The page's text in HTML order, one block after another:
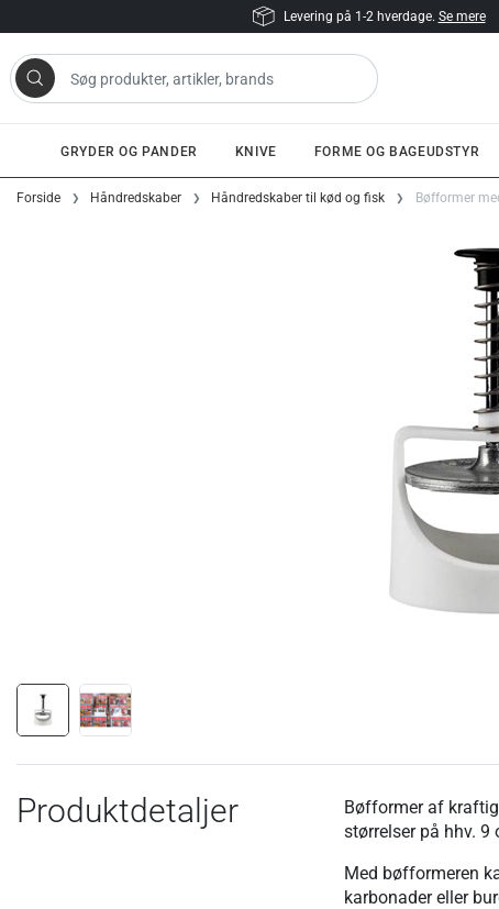
Gå til indhold
Levering på 1-2 hverdage. Se mere
artikler, brands
GRYDER OG PANDER KNIVE FORME OG BAGEUDSTYR
Forside Håndredskaber Håndredskaber til kød og fisk Bøfformer
Produktdetaljer
Bøfformer af
størrelser på hhv. 9
Med bøfformeren
karbonader eller